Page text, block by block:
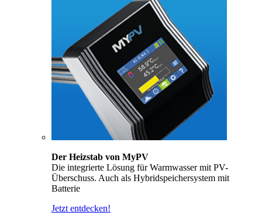
Der Heizstab von MyPV
Die integrierte Lösung für Warmwasser mit PV-
Überschuss. Auch als Hybridspeichersystem mit
Batterie
Jetzt entdecken!